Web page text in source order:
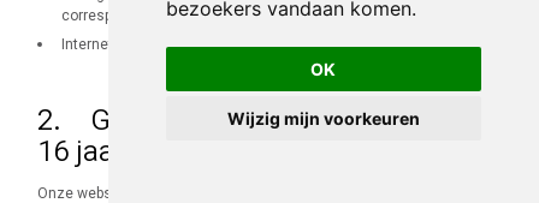
bezoekers vandaan komen.
OK
Wijzig mijn voorkeuren
correspondentie en telefonisch;
Internetbrowser en apparaat-type.
2. Gegevensverwerking onder de
16 jaar
Onze website en/of dienst heeft niet de intentie gegevens te